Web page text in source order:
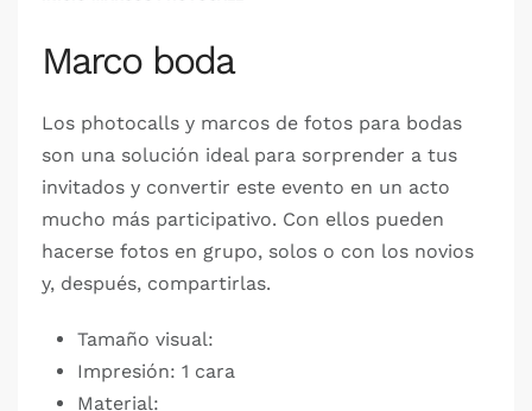
Marco boda
Los photocalls y marcos de fotos para bodas
son una solución ideal para sorprender a tus
invitados y convertir este evento en un acto
mucho más participativo. Con ellos pueden
hacerse fotos en grupo, solos o con los novios
y, después, compartirlas.
Tamaño visual:
Impresión: 1 cara
Material: